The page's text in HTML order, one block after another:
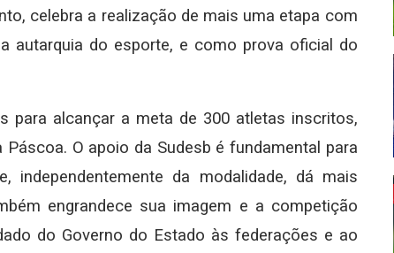
celebra a realização de mais uma etapa com
autarquia do esporte, e como prova oficial do
para alcançar a meta de 300 atletas inscritos,
O apoio da Sudesb é fundamental para
independentemente da modalidade, dá mais
engrandece sua imagem e a competição
do Governo do Estado às federações e ao